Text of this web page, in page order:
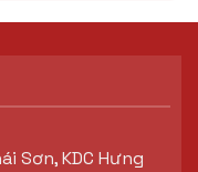
Sơn, KDC Hưng